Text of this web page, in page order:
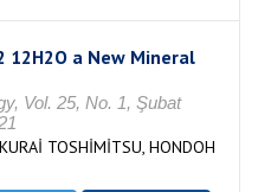
12H2O a New Mineral
Vol. 25, No. 1, Şubat
TOSHİMİTSU, HONDOH